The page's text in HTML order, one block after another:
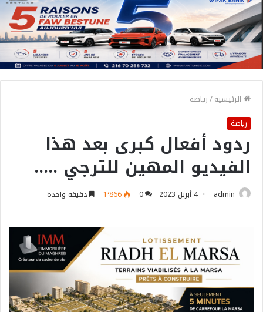
الرئيسية/رياضة
رياضة
ردود أفعال كبرى بعد هذا
الفيديو المهين للترجي …..
admin 4 أبريل 2023 0 1٬866 دقيقة واحدة